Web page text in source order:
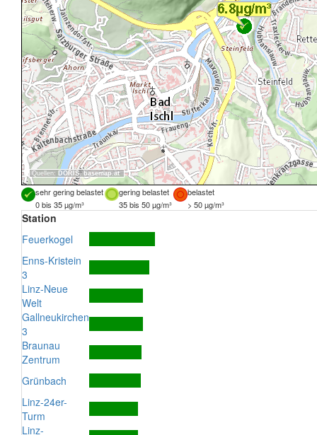
Quellen: DORIS, basemap.at
sehr gering belastet gering belastet
belastet
0 bis 35 µg/m³
35 bis 50 µg/m³ > 50 µg/m³
Station
Feuerkogel
Enns-Kristein
3
Linz-Neue
Welt
Gallneukirchen
3
Braunau
Zentrum
Grünbach
Linz-24er-
Turm
Linz-